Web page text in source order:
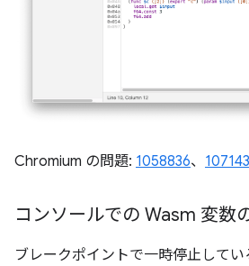
Chromium の問題: 1058836、
コンソールでの Wasm 変数
ブレークポイントで一時停止して